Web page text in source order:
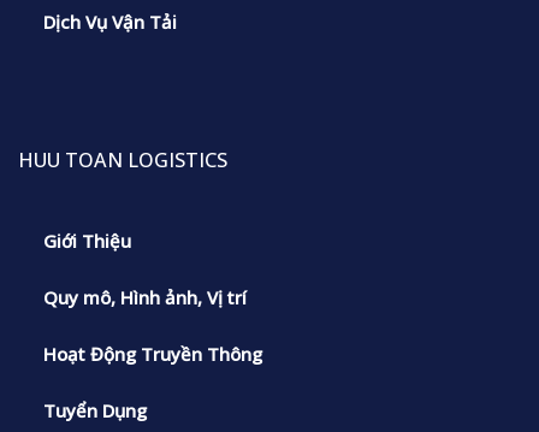
Dịch Vụ Vận Tải
HUU TOAN LOGISTICS
Giới Thiệu
Quy mô, Hình ảnh, Vị trí
Hoạt Động Truyền Thông
Tuyển Dụng